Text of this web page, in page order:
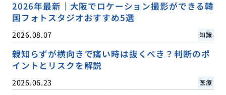
2026年最新｜大阪でロケーション撮影ができる韓
国フォトスタジオおすすめ5選
2026.08.07 知識
親知らずが横向きで痛い時は抜くべき？判断のポ
イントとリスクを解説
2026.06.23 医療